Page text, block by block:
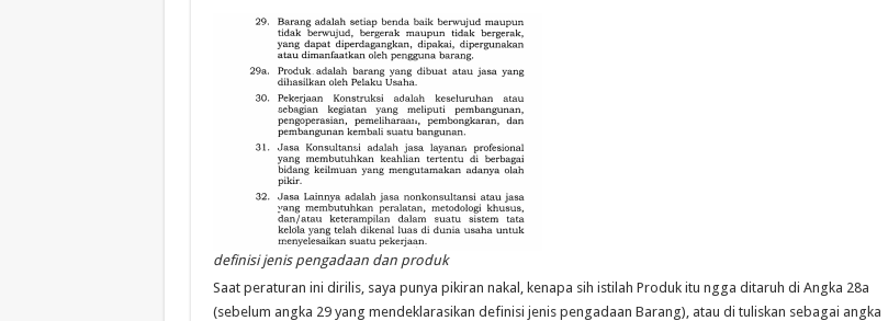
definisi jenis pengadaan dan produk
Saat peraturan ini dirilis, saya punya pikiran nakal, kenapa sih istilah Produk itu ngga ditaruh di Angka 28a
(sebelum angka 29 yang mendeklarasikan definisi jenis pengadaan Barang), atau di tuliskan sebagai angka